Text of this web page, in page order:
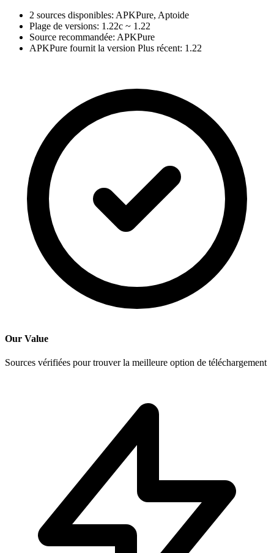
2 sources disponibles: APKPure, Aptoide
Plage de versions: 1.22c ~ 1.22
Source recommandée: APKPure
APKPure fournit la version Plus récent: 1.22
Our Value
Sources vérifiées pour trouver la meilleure option de téléchargement